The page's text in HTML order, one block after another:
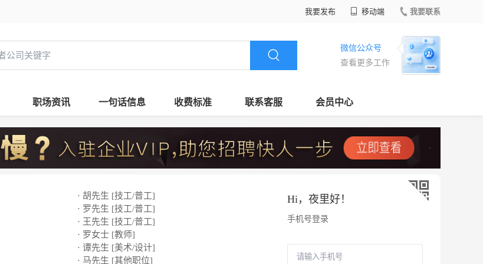
我要发布 移动端 我要联系
微信公众号
查看更多工作
职场资讯 一句话信息 收费标准 联系客服 会员中心
· 胡先生 [技工/普工]
· 罗先生 [技工/普工]
· 王先生 [技工/普工]
· 罗女士 [教师]
· 谭先生 [美术/设计]
· 马先生 [其他职位]
Hi， 夜里好！
手机号登录